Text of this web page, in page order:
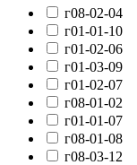
г08-02-04
г01-01-10
г01-02-06
г01-03-09
г01-02-07
г08-01-02
г01-01-07
г08-01-08
г08-03-12